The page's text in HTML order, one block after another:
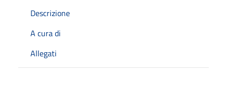
Descrizione
A cura di
Allegati